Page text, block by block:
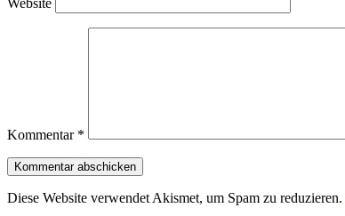
Website
Kommentar *
Diese Website verwendet Akismet, um Spam zu reduzieren.